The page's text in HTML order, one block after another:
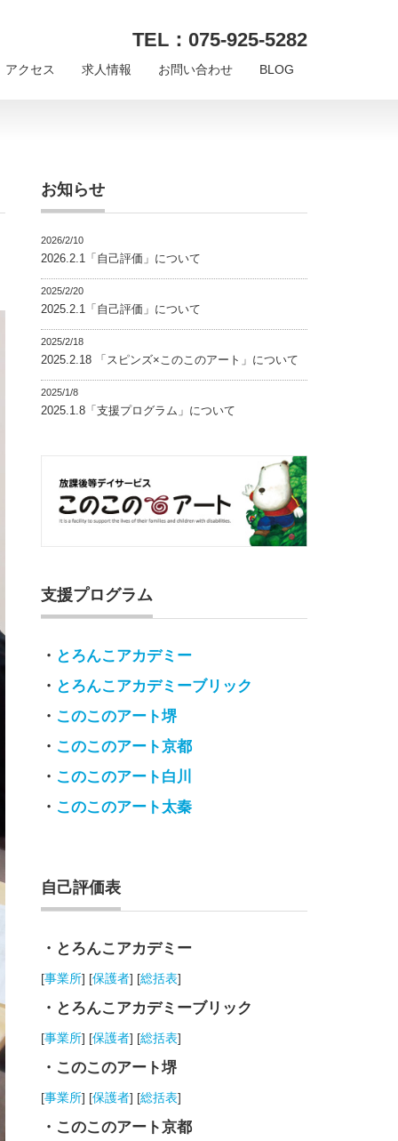
TEL：075-925-5282
アクセス 求人情報 お問い合わせ BLOG
お知らせ
2026/2/10
2026.2.1「自己評価」について
2025/2/20
2025.2.1「自己評価」について
2025/2/18
2025.2.18 「スピンズ×このこのアート」について
2025/1/8
2025.1.8「支援プログラム」について
支援プログラム
・ とろんこアカデミー
・ とろんこアカデミーブリック
・ このこのアート堺
・ このこのアート京都
・ このこのアート白川
・ このこのアート太秦
自己評価表
・とろんこアカデミー
[事業所] [保護者] [総括表]
・とろんこアカデミーブリック
[事業所] [保護者] [総括表]
・このこのアート堺
[事業所] [保護者] [総括表]
・このこのアート京都